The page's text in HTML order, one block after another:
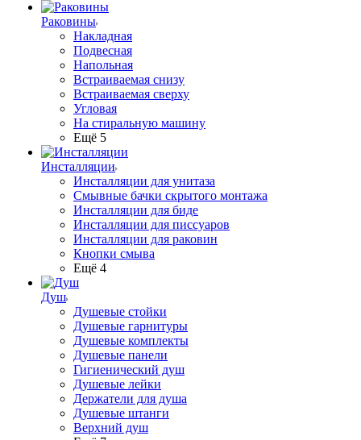
Раковины
Накладная
Подвесная
Напольная
Встраиваемая снизу
Встраиваемая сверху
Угловая
На стиральную машину
Ещё 5
Инсталляции
Инсталляции для унитаза
Смывные бачки скрытого монтажа
Инсталляции для биде
Инсталляции для писсуаров
Инсталляции для раковин
Кнопки смыва
Ещё 4
Душ
Душевые стойки
Душевые гарнитуры
Душевые комплекты
Душевые панели
Гигиенический душ
Душевые лейки
Держатели для душа
Душевые штанги
Верхний душ